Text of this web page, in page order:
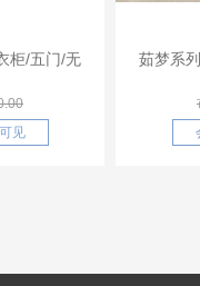
柜/五门/无
见
茹梦系